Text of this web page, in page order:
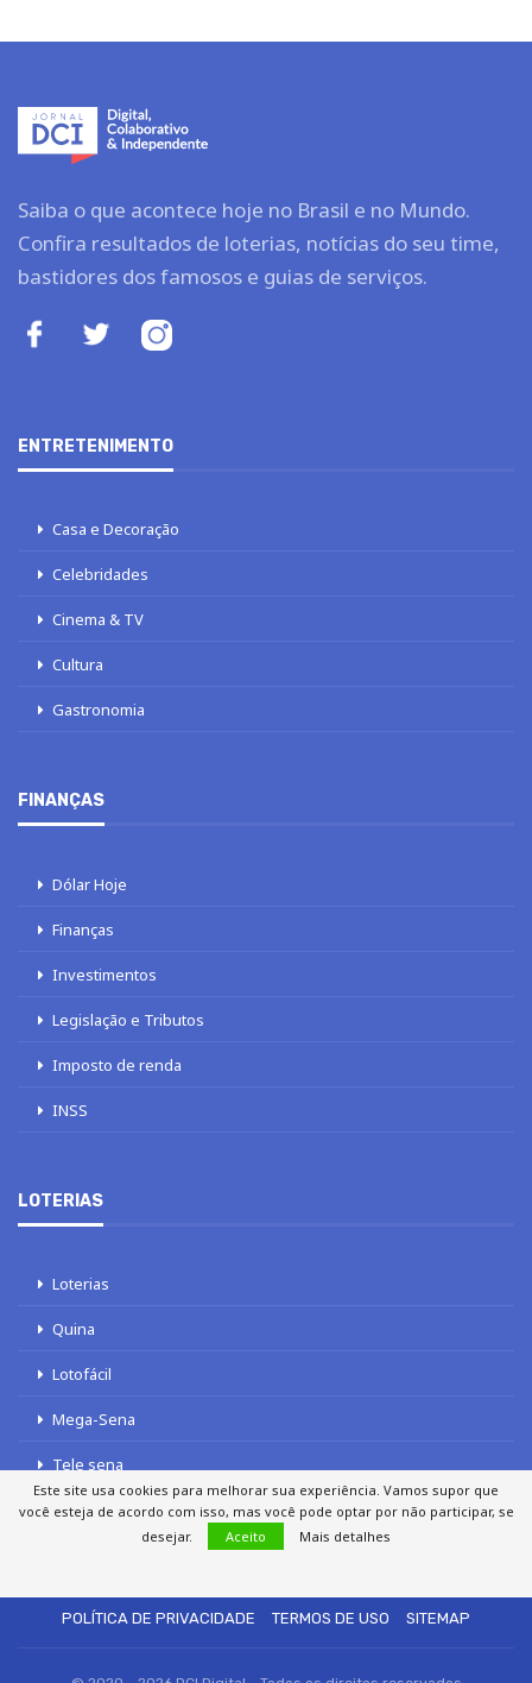
Saiba o que acontece hoje no Brasil e no Mundo.
Confira resultados de loterias, notícias do seu time,
bastidores dos famosos e guias de serviços.
ENTRETENIMENTO
Casa e Decoração
Celebridades
Cinema & TV
Cultura
Gastronomia
FINANÇAS
Dólar Hoje
Finanças
Investimentos
Legislação e Tributos
Imposto de renda
INSS
LOTERIAS
Loterias
Quina
Lotofácil
Mega-Sena
Tele sena
POLÍTICA DE PRIVACIDADE
TERMOS DE USO SITEMAP
Este site usa cookies para melhorar sua experiência. Vamos supor que
você esteja de acordo com isso, mas você pode optar por não participar, se
desejar.
Aceito Mais detalhes